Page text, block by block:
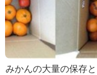
みかんの大量の保存